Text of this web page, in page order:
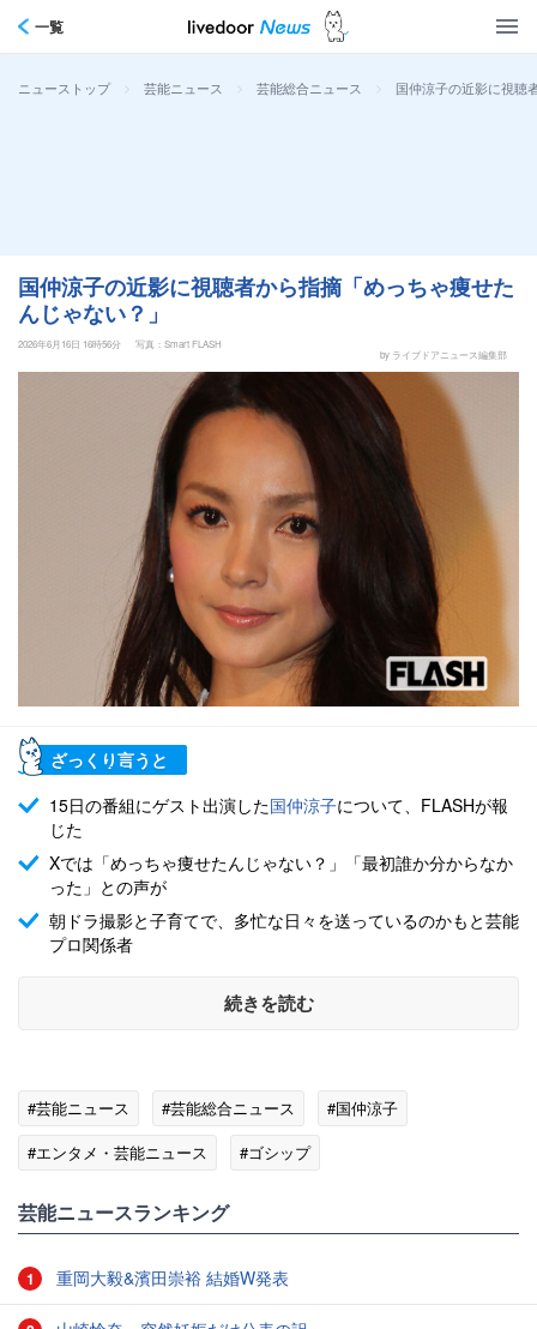
一覧
ニューストップ > 芸能ニュース > 芸能総合ニュース > 国仲涼子の近影に視聴
国仲涼子の近影に視聴者から指摘「めっちゃ痩せた
んじゃない？」
2026年6月16日 16時56分
写真：Smart FLASH
by ライブドアニュース編集部
ざっくり言うと
15日の番組にゲスト出演した国仲涼子について、FLASHが報
じた
Xでは「めっちゃ痩せたんじゃない？」「最初誰か分からなか
った」との声が
朝ドラ撮影と子育てで、多忙な日々を送っているのかもと芸能
プロ関係者
続きを読む
#芸能ニュース #芸能総合ニュース
#国仲涼子
#エンタメ・芸能ニュース
#ゴシップ
芸能ニュースランキング
1 重岡大毅&濱田崇裕 結婚W発表